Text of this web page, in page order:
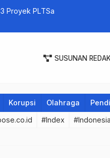
PLTSa
SUSUNAN
Korupsi Olahraga
#Index